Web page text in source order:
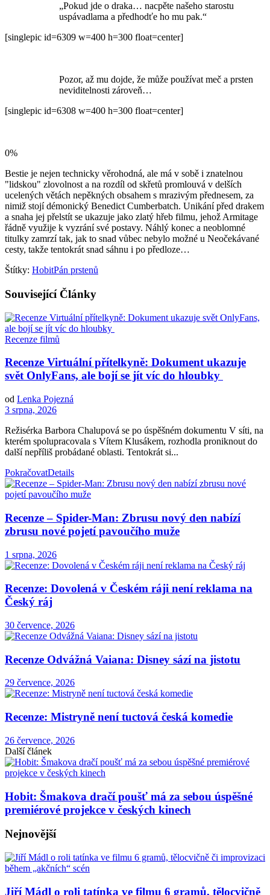
„Pokud jde o draka… nacpěte našeho starostu
uspávadlama a předhodťe ho mu pak.“
[singlepic id=6309 w=400 h=300 float=center]
Pozor, až mu dojde, že může používat meč a prsten
neviditelnosti zároveň…
[singlepic id=6308 w=400 h=300 float=center]
0%
Bestie je nejen technicky věrohodná, ale má v sobě i znatelnou
"lidskou" zlovolnost a na rozdíl od skřetů promlouvá v delších
ucelených větách nepěkných obsahem s mrazivým přednesem, za
nimiž stojí démonický Benedict Cumberbatch. Unikání před drakem
a snaha jej přelstít se ukazuje jako zlatý hřeb filmu, jehož Armitage
řádně využije k vyzrání své postavy. Náhlý konec a neoblomné
titulky zamrzí tak, jak to snad vůbec nebylo možné u Neočekávané
cesty, takže tentokrát snad sáhnu i po předloze…
Štítky: HobitPán prstenů
SouvisejícíČlánky
Recenze filmů
Recenze Virtuální přítelkyně: Dokument ukazuje
svět OnlyFans, ale bojí se jít víc do hloubky
od Lenka Pojezná
3 srpna, 2026
Režisérka Barbora Chalupová se po úspěšném dokumentu V síti, na
kterém spolupracovala s Vítem Klusákem, rozhodla proniknout do
další nepříliš probádané oblasti. Tentokrát si...
PokračovatDetails
Recenze – Spider-Man: Zbrusu nový den nabízí
zbrusu nové pojetí pavoučího muže
1 srpna, 2026
Recenze: Dovolená v Českém ráji není reklama na
Český ráj
30 července, 2026
Recenze Odvážná Vaiana: Disney sází na jistotu
29 července, 2026
Recenze: Mistryně není tuctová česká komedie
26 července, 2026
Další článek
Hobit: Šmakova dračí poušť má za sebou úspěšné
premiérové projekce v českých kinech
Nejnovější
Jiří Mádl o roli tatínka ve filmu 6 gramů, tělocvičně